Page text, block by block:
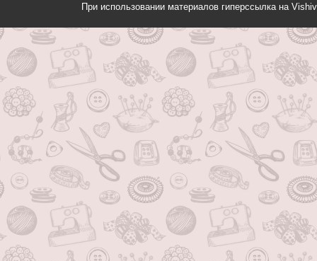
При использовании материалов гиперссылка на